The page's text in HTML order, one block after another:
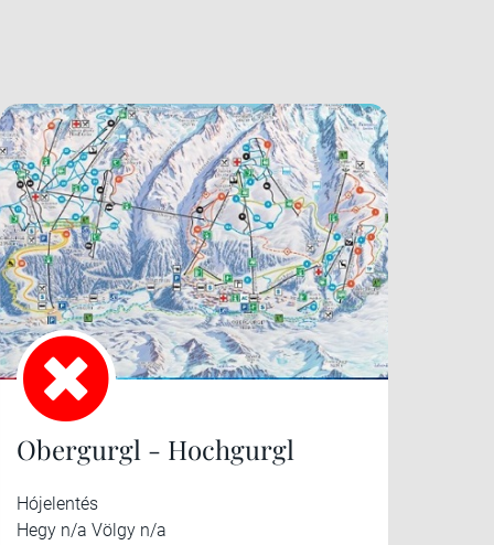
Obergurgl - Hochgurgl
Hójelentés
Hegy n/a Völgy n/a